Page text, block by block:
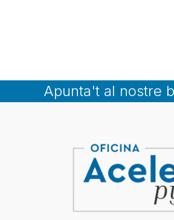
Apunta't al nostre